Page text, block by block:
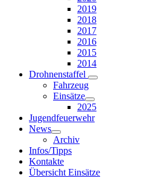
2019
2018
2017
2016
2015
2014
Drohnenstaffel
Fahrzeug
Einsätze
2025
Jugendfeuerwehr
News
Archiv
Infos/Tipps
Kontakte
Übersicht Einsätze